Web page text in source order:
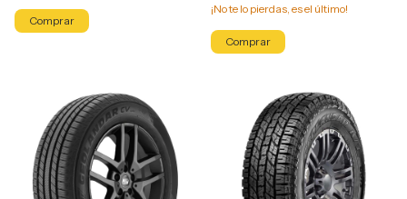
¡No te lo pierdas, es el último!